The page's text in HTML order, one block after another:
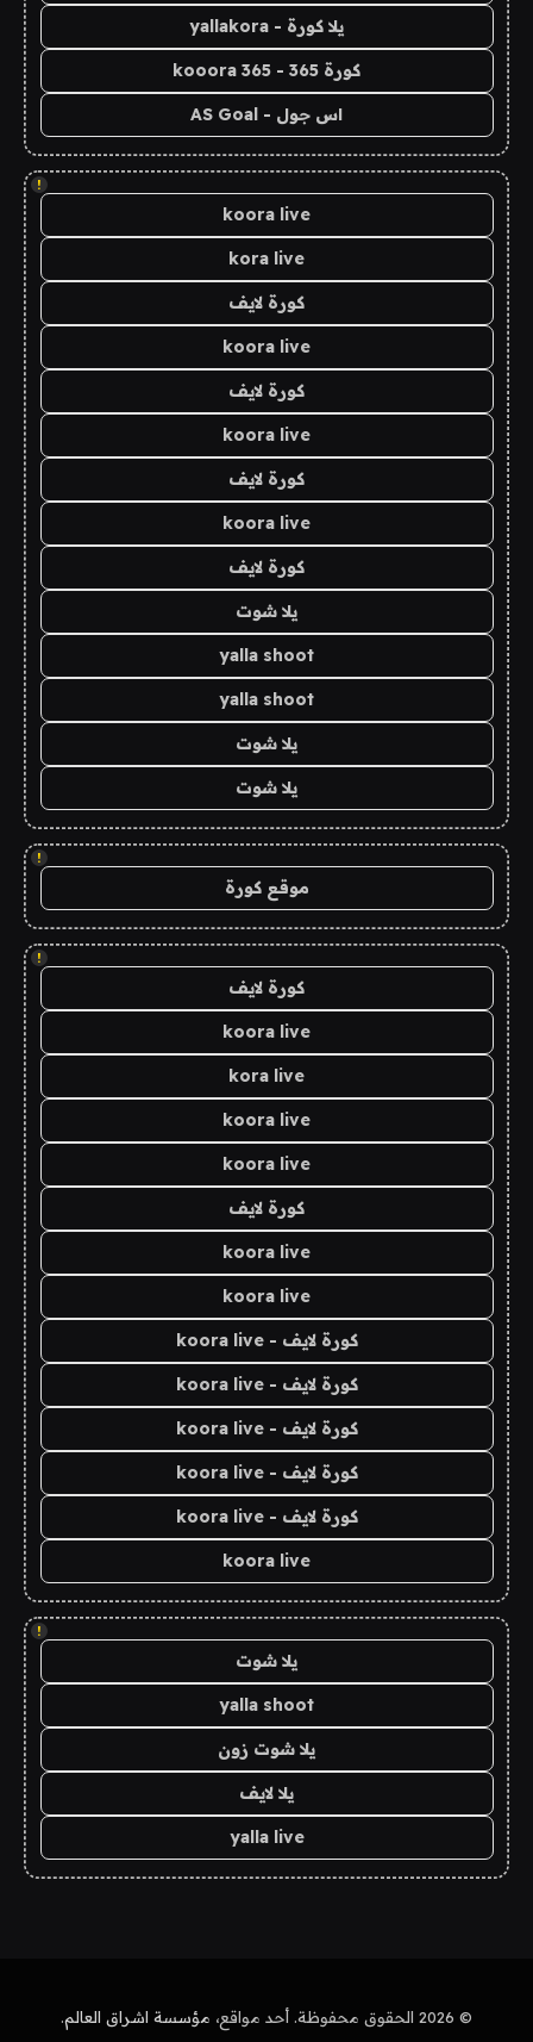
يلا كورة - yallakora
كورة 365 - kooora 365
اس جول - AS Goal
!
koora live
kora live
كورة لايف
koora live
كورة لايف
koora live
كورة لايف
koora live
كورة لايف
يلا شوت
yalla shoot
yalla shoot
يلا شوت
يلا شوت
!
موقع كورة
!
كورة لايف
koora live
kora live
koora live
koora live
كورة لايف
koora live
koora live
كورة لايف - koora live
كورة لايف - koora live
كورة لايف - koora live
كورة لايف - koora live
كورة لايف - koora live
koora live
!
يلا شوت
yalla shoot
يلا شوت زون
يلا لايف
yalla live
© 2026 الحقوق محفوظة. أحد مواقع، مؤسسة اشراق العالم.